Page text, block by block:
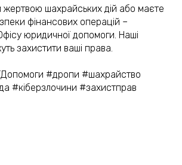
шахрайських дій або маєте
фінансових операцій –
юридичної допомоги. Наші
захистити ваші права.
#дропи #шахрайство
#кіберзлочини #захистправ
конфіденційності